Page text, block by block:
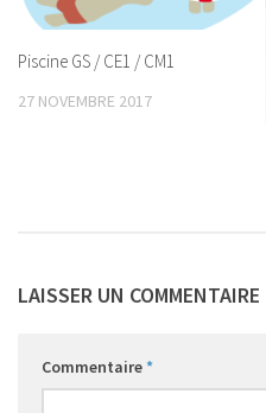
Piscine GS / CE1 / CM1
27 NOVEMBRE 2017
LAISSER UN COMMENTAIRE
Commentaire*